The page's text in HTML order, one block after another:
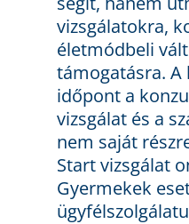
vizsgálatokra,
életmódbeli
támogatásra. A
időpont a
vizsgálat és a
nem saját
Start vizsgálat
Gyermekek